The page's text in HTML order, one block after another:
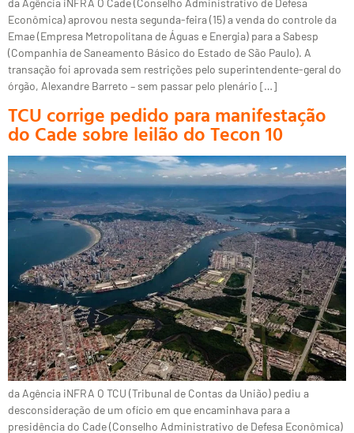
Econômica) aprovou nesta segunda-feira (15) a venda do controle da
Emae (Empresa Metropolitana de Águas e Energia) para a Sabesp
(Companhia de Saneamento Básico do Estado de São Paulo). A
transação foi aprovada sem restrições pelo superintendente-geral do
órgão, Alexandre Barreto – sem passar pelo plenário […]
TCU corrige pedido para manifestação
do Cade sobre leilão do Tecon 10
da Agência iNFRA O TCU (Tribunal de Contas da União) pediu a
desconsideração de um ofício em que encaminhava para a
presidência do Cade (Conselho Administrativo de Defesa Econômica)